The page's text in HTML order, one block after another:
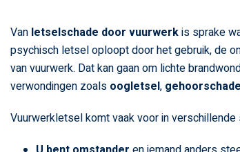
Van letselschade door vuurwerkis sprake
psychisch letsel oploopt door het gebruik, de
van vuurwerk. Dat kan gaan om lichte
verwondingen zoals oogletsel, gehoorschade
Vuurwerkletsel komt vaak voor in verschillende